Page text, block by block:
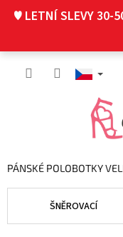
♥ LETNÍ SLEVY 30-
PÁNSKÉ POLOBOTKY
ŠNĚROVACÍ